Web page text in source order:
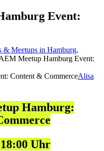
Event:
& Meetups in Hamburg,
Meetup Hamburg Event:
Content & CommerceAlisa
Hamburg:
Uhr